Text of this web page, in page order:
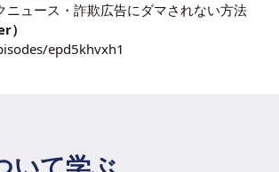
ニュース・詐欺広告にダマされない方法
）
epd5khvxh1